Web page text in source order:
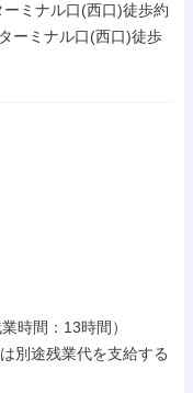
ミナル口(西口)徒歩約
ーミナル口(西口)徒歩
時間：13時間）
別途残業代を支給する